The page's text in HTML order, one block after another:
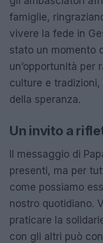
famiglie,
vivere la fede in
stato un momento
un’opportunità per
culture e
della speranza.
Un invito a
Il messaggio di
presenti, ma per
come possiamo
nostro quotidiano.
praticare la
con gli altri può